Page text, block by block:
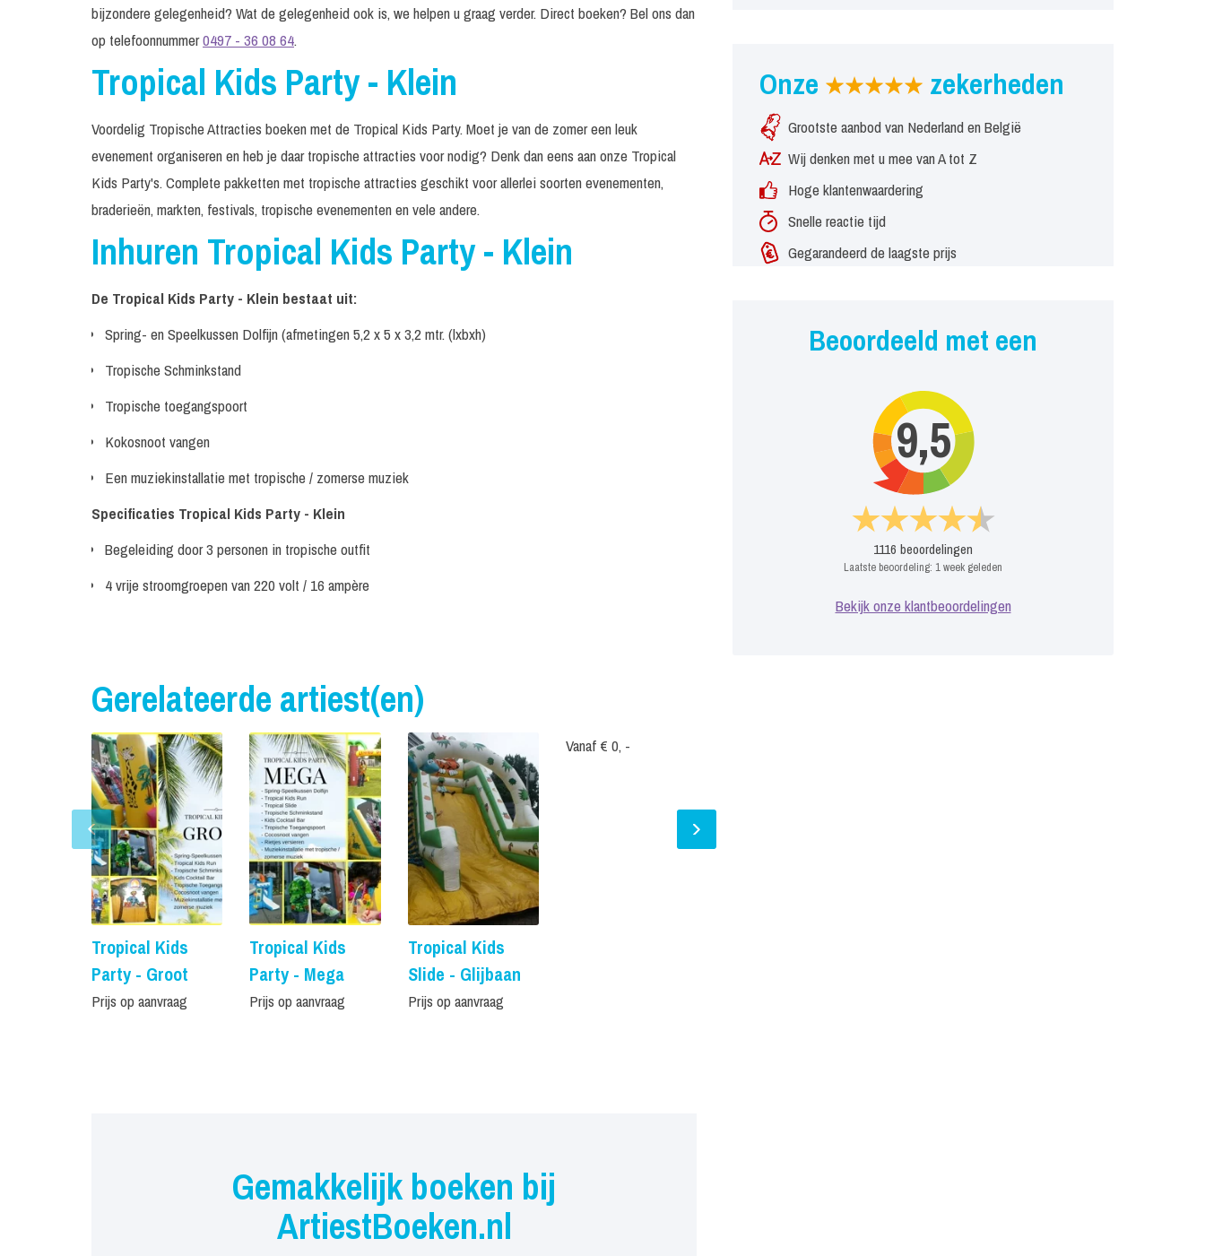
bijzondere gelegenheid? Wat de gelegenheid ook is, we helpen u graag verder. Direct boeken? Bel ons dan
op telefoonnummer0497 - 36 08 64.
Tropical Kids Party - Klein
Voordelig Tropische Attracties boeken met de Tropical Kids Party. Moet je van de zomer een leuk
evenement organiseren en heb je daar tropische attracties voor nodig? Denk dan eens aan onze Tropical
Kids Party's. Complete pakketten met tropische attracties geschikt voor allerlei soorten evenementen,
braderieën, markten, festivals, tropische evenementen en vele andere.
Inhuren Tropical Kids Party - Klein
De Tropical Kids Party - Klein bestaat uit:
Spring- en Speelkussen Dolfijn (afmetingen 5,2 x 5 x 3,2 mtr. (lxbxh)
Tropische Schminkstand
Tropische toegangspoort
Kokosnoot vangen
Een muziekinstallatie met tropische / zomerse muziek
Specificaties Tropical Kids Party - Klein
Begeleiding door 3 personen in tropische outfit
4 vrije stroomgroepen van 220 volt / 16 ampère
Onze zekerheden
Grootste aanbod van Nederland en België
Wij denken met u mee van A tot Z
Hoge klantenwaardering
Snelle reactie tijd
Gegarandeerd de laagste prijs
Beoordeeld met een
9,5
1116 beoordelingen
Laatste beoordeling: 1 week geleden
Bekijk onze klantbeoordelingen
Gerelateerde artiest(en)
Tropical Kids
Party - Groot
Prijs op aanvraag
Tropical Kids
Party - Mega
Prijs op aanvraag
Tropical Kids
Slide - Glijbaan
Prijs op aanvraag
Vanaf € 0, -
Gemakkelijk boeken bij
ArtiestBoeken.nl